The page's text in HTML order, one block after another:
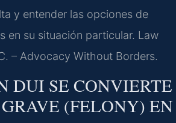
y entender las opciones de
en su situación particular. Law
– Advocacy Without Borders.
DUI SE CONVIERTE
(FELONY) EN